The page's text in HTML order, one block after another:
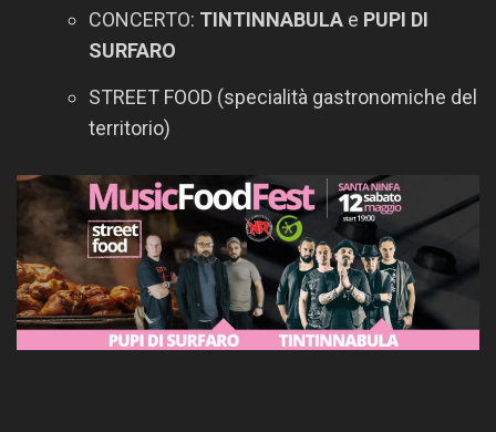
CONCERTO: TINTINNABULAe PUPI DI
SURFARO
STREET FOOD (specialità gastronomiche del
territorio)